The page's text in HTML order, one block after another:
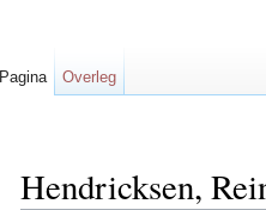
Hendricksen,
Pagina Overleg